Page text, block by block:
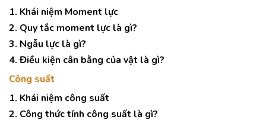
1. Khái niệm Moment lực
2. Quy tắc moment lực là gì?
3. Ngẫu lực là gì?
4. Điều kiện cân bằng của vật là gì?
Công suất
1. Khái niệm công suất
2. Công thức tính công suất là gì?